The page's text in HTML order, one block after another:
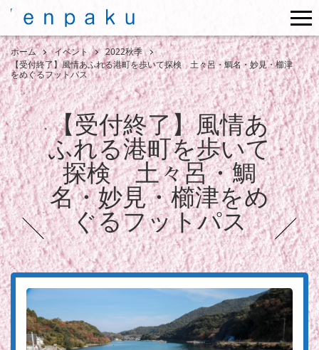
ホーム イベント
2022秋季
【受付終了】風情あふれる港町を歩いて探検 土々呂・鯛名・妙見・櫛津
をめぐるフットパス
【受付終了】風情あ
ふれる港町を歩いて
探検 土々呂・鯛
名・妙見・櫛津をめ
ぐるフットパス